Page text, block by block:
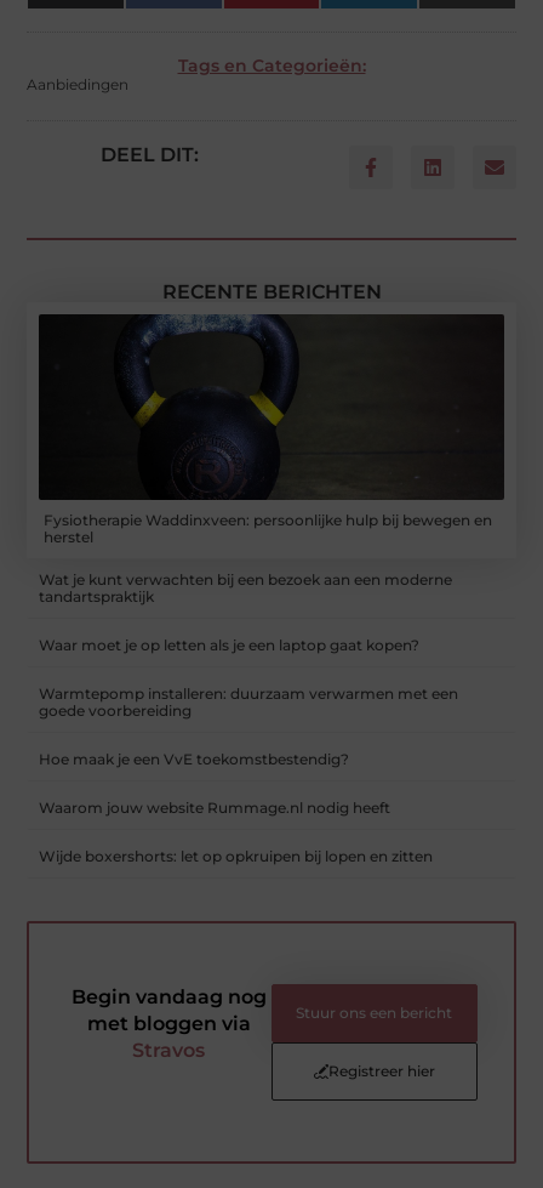
(Twitter)
Tags en Categorieën:
Aanbiedingen
DEEL DIT:
RECENTE BERICHTEN
Fysiotherapie Waddinxveen: persoonlijke hulp bij bewegen en
herstel
Wat je kunt verwachten bij een bezoek aan een moderne
tandartspraktijk
Waar moet je op letten als je een laptop gaat kopen?
Warmtepomp installeren: duurzaam verwarmen met een
goede voorbereiding
Hoe maak je een VvE toekomstbestendig?
Waarom jouw website Rummage.nl nodig heeft
Wijde boxershorts: let op opkruipen bij lopen en zitten
Begin vandaag nog
met bloggen via
Stravos
Stuur ons een bericht
Registreer hier